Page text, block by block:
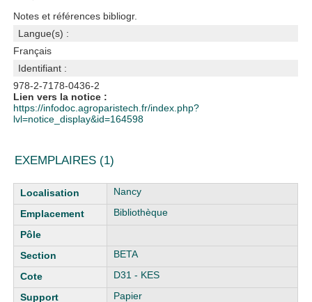
Notes et références bibliogr.
Langue(s) :
Français
Identifiant :
978-2-7178-0436-2
Lien vers la notice :
https://infodoc.agroparistech.fr/index.php?
lvl=notice_display&id=164598
EXEMPLAIRES (1)
Liste des exemplaires
Nancy
Bibliothèque
BETA
D31 - KES
Papier